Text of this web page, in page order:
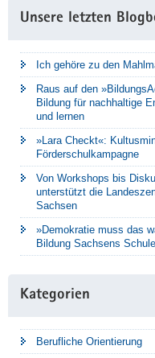
Unsere letzten
Ich gehöre zu den
Raus auf den
Bildung für nachhaltige
und lernen
»Lara Checkt«:
Förderschulkampagne
Von Workshops bis
unterstützt die
Sachsen
»Demokratie muss das
Bildung Sachsens
Kategorien
Berufliche Orientierung